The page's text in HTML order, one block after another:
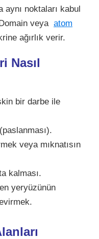
noktaları kabul
veya atom
ağırlık verir.
Nasıl
bir darbe ile
veya mıknatısın
kalması.
yeryüzünün